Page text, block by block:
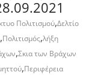
Πολιτισμού,Δελτίο
,Πολιτισμός,λήξη
,Σκια των Βράχων
,Περιφέρεια